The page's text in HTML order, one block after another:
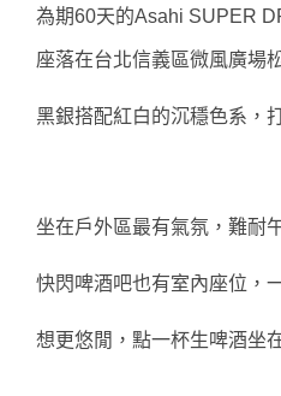
為期60天的Asahi SUPER
座落在台北信義區微風廣場
黑銀搭配紅白的沉穩色系，
坐在戶外區最有氣氛，難耐
快閃啤酒吧也有室內座位，
想更悠閒，點一杯生啤酒坐